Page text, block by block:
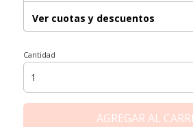
Ver cuotas y descuentos
Cantidad
AGREGAR AL